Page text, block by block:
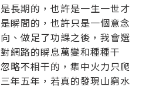
長期的，也許是一生一世才
瞬間的，也許只是一個意念
、做足了功課之後，我會選
網路的瞬息萬變和種種干
略不相干的，集中火力只爬
年五年，若真的發現山窮水